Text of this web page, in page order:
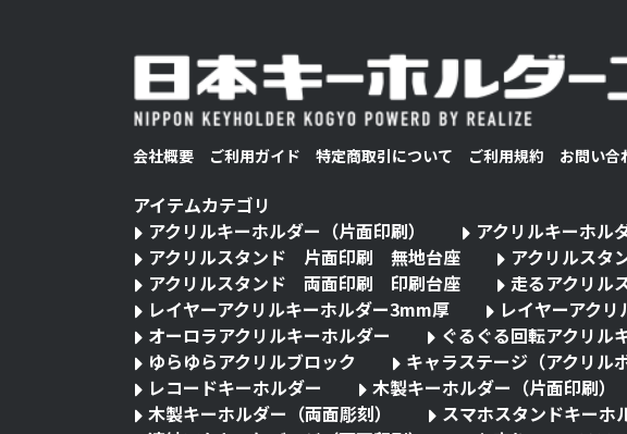
会社概要 ご利用ガイド 特定商取引について ご利用規約 お問い合
アイテムカテゴリ
アクリルキーホルダー（片面印刷）
アクリルキーホル
アクリルスタンド 片面印刷 無地台座
アクリルス
アクリルスタンド 両面印刷 印刷台座
走るアクリル
レイヤーアクリルキーホルダー3mm厚
レイヤーアク
オーロラアクリルキーホルダー
ぐるぐる回転アクリル
ゆらゆらアクリルブロック
キャラステージ（アクリル
レコードキーホルダー
木製キーホルダー（片面印刷）
木製キーホルダー（両面彫刻）
スマホスタンドキーホ